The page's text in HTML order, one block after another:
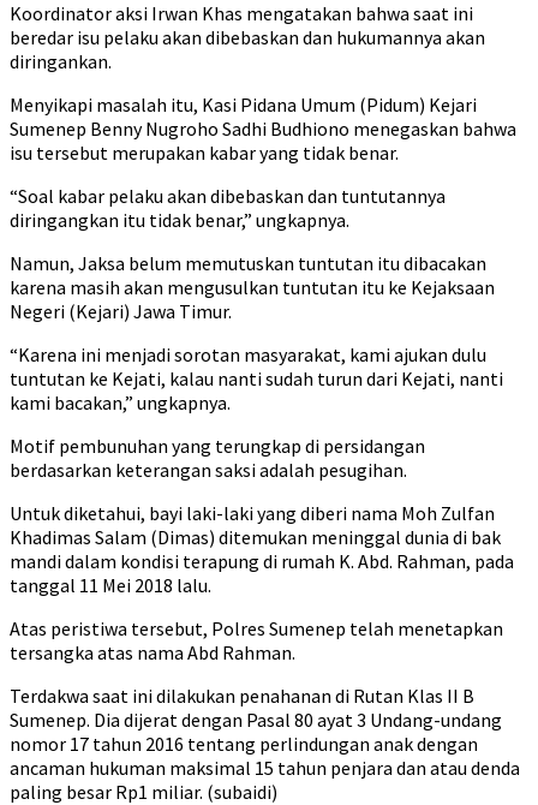
Koordinator aksi Irwan Khas mengatakan bahwa saat ini
beredar isu pelaku akan dibebaskan dan hukumannya akan
diringankan.
Menyikapi masalah itu, Kasi Pidana Umum (Pidum) Kejari
Sumenep Benny Nugroho Sadhi Budhiono menegaskan bahwa
isu tersebut merupakan kabar yang tidak benar.
“Soal kabar pelaku akan dibebaskan dan tuntutannya
diringangkan itu tidak benar,” ungkapnya.
Namun, Jaksa belum memutuskan tuntutan itu dibacakan
karena masih akan mengusulkan tuntutan itu ke Kejaksaan
Negeri (Kejari) Jawa Timur.
“Karena ini menjadi sorotan masyarakat, kami ajukan dulu
tuntutan ke Kejati, kalau nanti sudah turun dari Kejati, nanti
kami bacakan,” ungkapnya.
Motif pembunuhan yang terungkap di persidangan
berdasarkan keterangan saksi adalah pesugihan.
Untuk diketahui, bayi laki-laki yang diberi nama Moh Zulfan
Khadimas Salam (Dimas) ditemukan meninggal dunia di bak
mandi dalam kondisi terapung di rumah K. Abd. Rahman, pada
tanggal 11 Mei 2018 lalu.
Atas peristiwa tersebut, Polres Sumenep telah menetapkan
tersangka atas nama Abd Rahman.
Terdakwa saat ini dilakukan penahanan di Rutan Klas II B
Sumenep. Dia dijerat dengan Pasal 80 ayat 3 Undang-undang
nomor 17 tahun 2016 tentang perlindungan anak dengan
ancaman hukuman maksimal 15 tahun penjara dan atau denda
paling besar Rp1 miliar. (subaidi)